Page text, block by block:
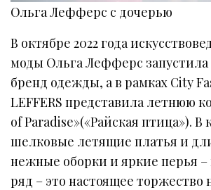
Ольга Лефферс с дочерью
В октябре 2022 года
моды Ольга Лефферс
бренд одежды, а в рамках City
LEFFERS представила летнюю
of Paradise»(«Райская птица»).
шелковые летящие платья и
нежные оборки и яркие перья
ряд – это настоящее торжество